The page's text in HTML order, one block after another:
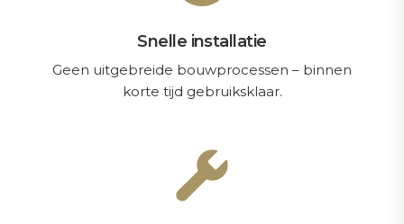
Snelle installatie
Geen uitgebreide bouwprocessen – binnen
korte tijd gebruiksklaar.